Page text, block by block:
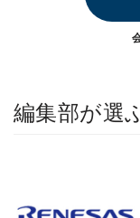
編集部が選